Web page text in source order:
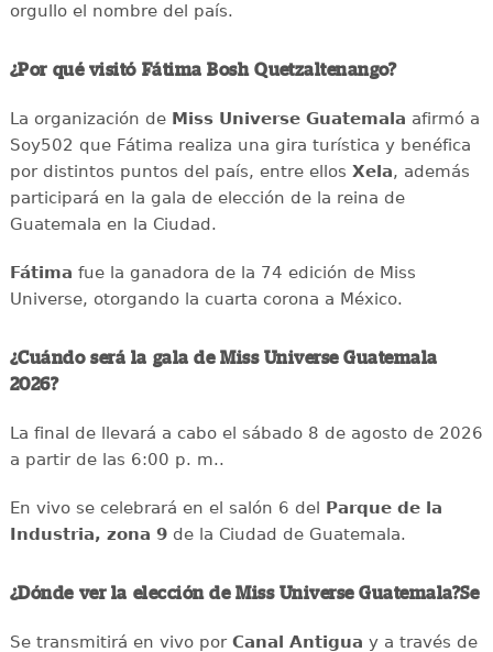
orgullo el nombre del país.
¿Por qué visitó Fátima Bosh Quetzaltenango?
La organización de Miss Universe Guatemala afirmó a
Soy502 que Fátima realiza una gira turística y benéfica
por distintos puntos del país, entre ellos Xela, además
participará en la gala de elección de la reina de
Guatemala en la Ciudad.
Fátima fue la ganadora de la 74 edición de Miss
Universe, otorgando la cuarta corona a México.
¿Cuándo será la gala de Miss Universe Guatemala
2026?
La final de llevará a cabo el sábado 8 de agosto de 2026
a partir de las 6:00 p. m..
En vivo se celebrará en el salón 6 del Parque de la
Industria, zona 9de la Ciudad de Guatemala.
¿Dónde ver la elección de Miss Universe Guatemala?Se
Se transmitirá en vivo porCanal Antigua y a través de